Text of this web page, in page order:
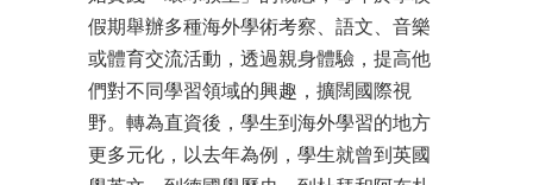
假期舉辦多種海外學術考察、語文、音樂
或體育交流活動，透過親身體驗，提高他
們對不同學習領域的興趣，擴闊國際視
野。轉為直資後，學生到海外學習的地方
更多元化，以去年為例，學生就曾到英國